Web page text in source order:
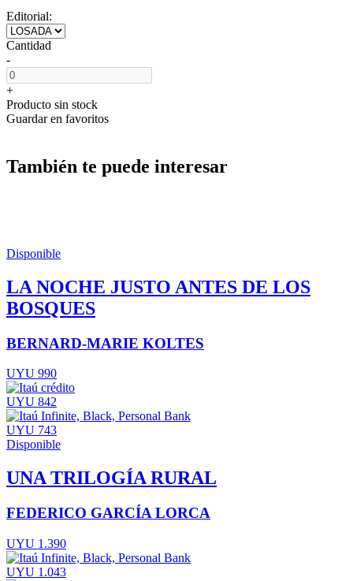
Editorial:
Cantidad
-
+
Producto sin stock
Guardar en favoritos
También te puede interesar
Disponible
LA NOCHE JUSTO ANTES DE LOS
BOSQUES
BERNARD-MARIE KOLTES
UYU 990
UYU 842
UYU 743
Disponible
UNA TRILOGÍA RURAL
FEDERICO GARCÍA LORCA
UYU 1.390
UYU 1.043